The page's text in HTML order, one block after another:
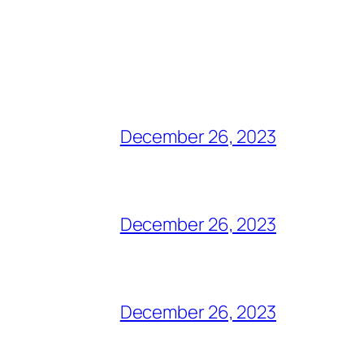
December 26, 2023
December 26, 2023
December 26, 2023